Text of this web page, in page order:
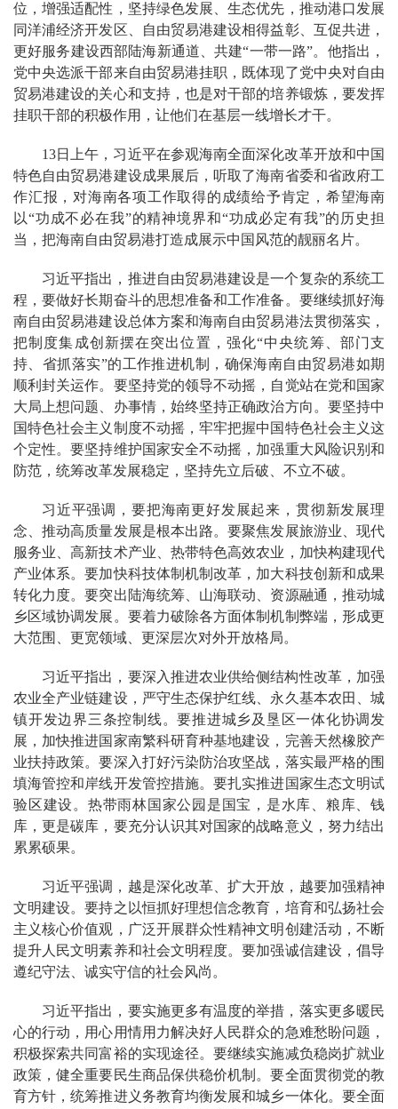
位，增强适配性，坚持绿色发展、生态优先，推动港口发展
同洋浦经济开发区、自由贸易港建设相得益彰、互促共进，
更好服务建设西部陆海新通道、共建“一带一路”。他指出，
党中央选派干部来自由贸易港挂职，既体现了党中央对自由
贸易港建设的关心和支持，也是对干部的培养锻炼，要发挥
挂职干部的积极作用，让他们在基层一线增长才干。
13日上午，习近平在参观海南全面深化改革开放和中国
特色自由贸易港建设成果展后，听取了海南省委和省政府工
作汇报，对海南各项工作取得的成绩给予肯定，希望海南
以“功成不必在我”的精神境界和“功成必定有我”的历史担
当，把海南自由贸易港打造成展示中国风范的靓丽名片。
习近平指出，推进自由贸易港建设是一个复杂的系统工
程，要做好长期奋斗的思想准备和工作准备。要继续抓好海
南自由贸易港建设总体方案和海南自由贸易港法贯彻落实，
把制度集成创新摆在突出位置，强化“中央统筹、部门支
持、省抓落实”的工作推进机制，确保海南自由贸易港如期
顺利封关运作。要坚持党的领导不动摇，自觉站在党和国家
大局上想问题、办事情，始终坚持正确政治方向。要坚持中
国特色社会主义制度不动摇，牢牢把握中国特色社会主义这
个定性。要坚持维护国家安全不动摇，加强重大风险识别和
防范，统筹改革发展稳定，坚持先立后破、不立不破。
习近平强调，要把海南更好发展起来，贯彻新发展理
念、推动高质量发展是根本出路。要聚焦发展旅游业、现代
服务业、高新技术产业、热带特色高效农业，加快构建现代
产业体系。要加快科技体制机制改革，加大科技创新和成果
转化力度。要突出陆海统筹、山海联动、资源融通，推动城
乡区域协调发展。要着力破除各方面体制机制弊端，形成更
大范围、更宽领域、更深层次对外开放格局。
习近平指出，要深入推进农业供给侧结构性改革，加强
农业全产业链建设，严守生态保护红线、永久基本农田、城
镇开发边界三条控制线。要推进城乡及垦区一体化协调发
展，加快推进国家南繁科研育种基地建设，完善天然橡胶产
业扶持政策。要深入打好污染防治攻坚战，落实最严格的围
填海管控和岸线开发管控措施。要扎实推进国家生态文明试
验区建设。热带雨林国家公园是国宝，是水库、粮库、钱
库，更是碳库，要充分认识其对国家的战略意义，努力结出
累累硕果。
习近平强调，越是深化改革、扩大开放，越要加强精神
文明建设。要持之以恒抓好理想信念教育，培育和弘扬社会
主义核心价值观，广泛开展群众性精神文明创建活动，不断
提升人民文明素养和社会文明程度。要加强诚信建设，倡导
遵纪守法、诚实守信的社会风尚。
习近平指出，要实施更多有温度的举措，落实更多暖民
心的行动，用心用情用力解决好人民群众的急难愁盼问题，
积极探索共同富裕的实现途径。要继续实施减负稳岗扩就业
政策，健全重要民生商品保供稳价机制。要全面贯彻党的教
育方针，统筹推进义务教育均衡发展和城乡一体化。要全面